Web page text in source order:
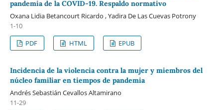
pandemia de la COVID-19. Respaldo normativo
Oxana Lidia Betancourt Ricardo , Yadira De Las Cuevas Potrony
1-10
PDF
HTML EPUB
Incidencia de la violencia contra la mujer y miembros del
núcleo familiar en tiempos de pandemia
Andrés Sebastián Cevallos Altamirano
11-29